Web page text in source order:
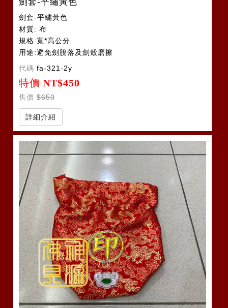
劍套-平繡黃色
材質: 布
規格:寬*高公分
用途:避免劍脫落及劍殼磨擦
令旗套2-3支
代碼 fa-321-2y
特價 NT$450
售價 $650
詳細介紹